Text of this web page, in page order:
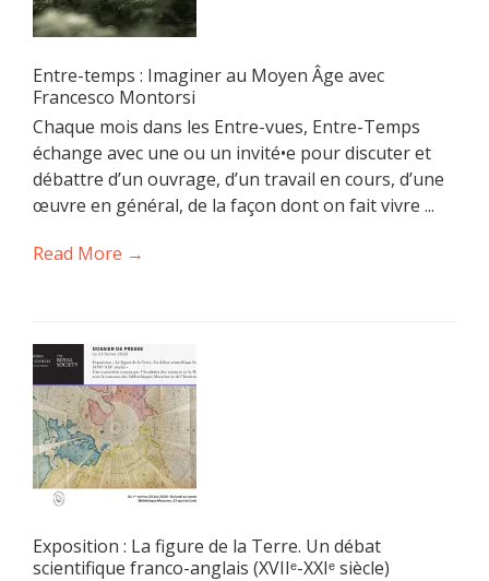
Entre-temps : Imaginer au Moyen Âge avec
Francesco Montorsi
Chaque mois dans les Entre-vues, Entre-Temps
échange avec une ou un invité•e pour discuter et
débattre d’un ouvrage, d’un travail en cours, d’une
œuvre en général, de la façon dont on fait vivre ...
Read More →
Exposition : La figure de la Terre. Un débat
scientifique franco-anglais (XVIIᵉ-XXIᵉ siècle)